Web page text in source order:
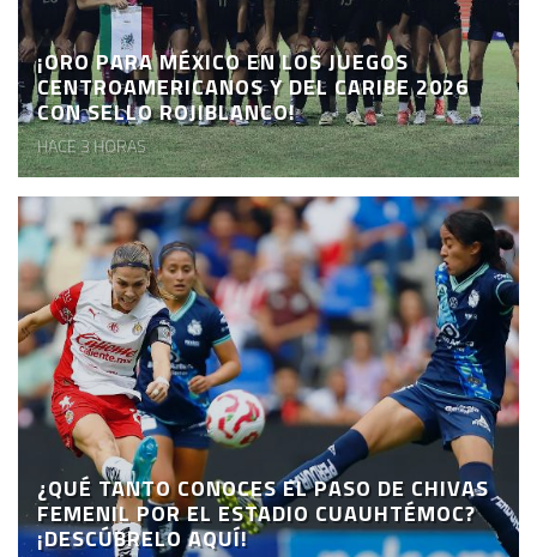
¡ORO PARA MÉXICO EN LOS JUEGOS
CENTROAMERICANOS Y DEL CARIBE 2026
CON SELLO ROJIBLANCO!
HACE 3 HORAS
¿QUÉ TANTO CONOCES EL PASO DE CHIVAS
FEMENIL POR EL ESTADIO CUAUHTÉMOC?
¡DESCÚBRELO AQUÍ!